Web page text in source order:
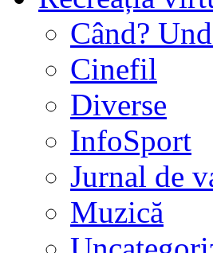
Când?
Cinefil
Diverse
InfoSport
Jurnal de
Muzică